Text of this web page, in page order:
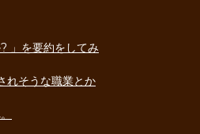
作と呼ばれる｜映画
オン」視聴感想
」を観ました。 あまりにも有
」を要約をしてみ
れそうな職業とか